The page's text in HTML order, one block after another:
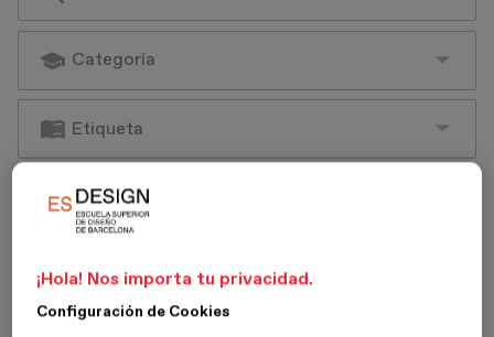
¡Hola! Nos importa tu privacidad.
Configuración de Cookies